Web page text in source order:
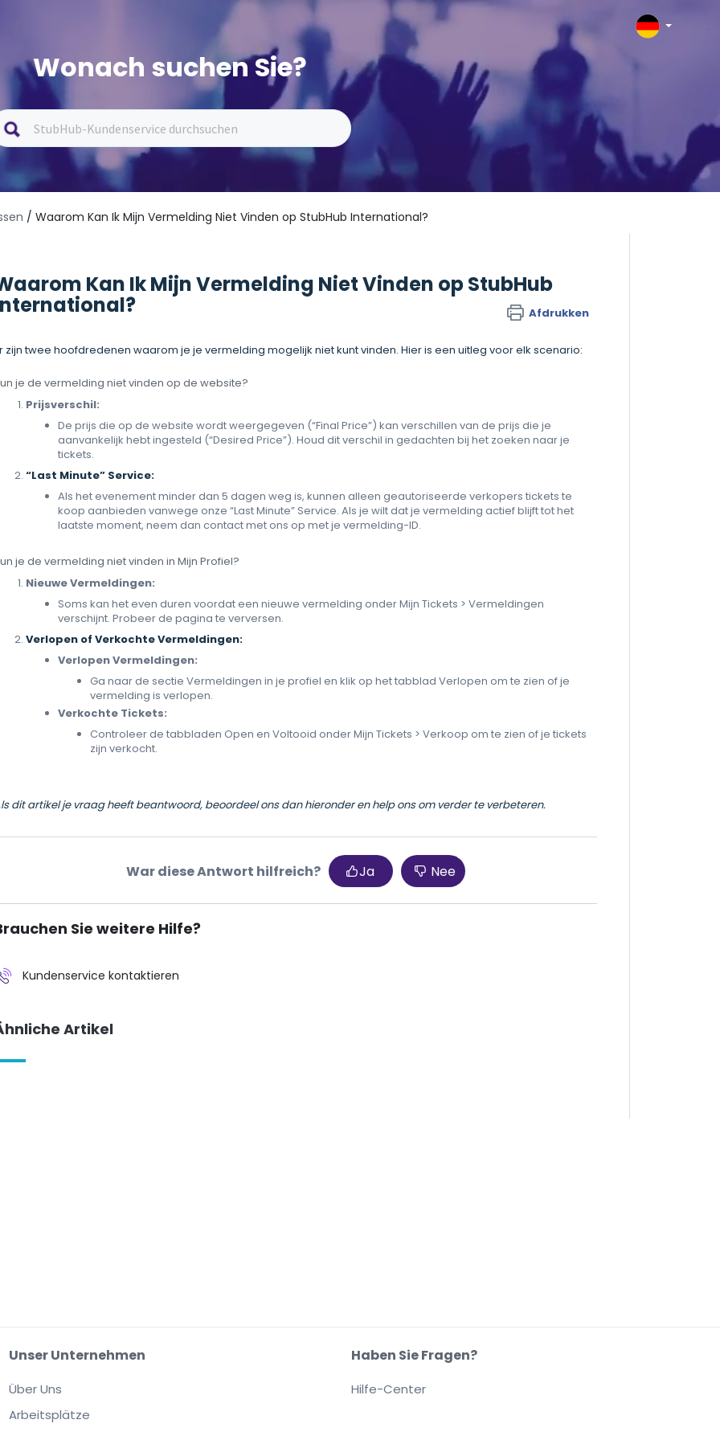
Wonach suchen Sie?
/ Waarom Kan Ik Mijn Vermelding Niet Vinden op StubHub International?
Kan Ik Mijn Vermelding Niet Vinden op StubHub
Afdrukken
zijn twee hoofdredenen waarom je je vermelding mogelijk niet kunt vinden. Hier is een uitleg voor elk scenario:
je de vermelding niet vinden op de website?
Prijsverschil:
De prijs die op de website wordt weergegeven (“Final Price”) kan verschillen van de prijs die je
aanvankelijk hebt ingesteld (“Desired Price”). Houd dit verschil in gedachten bij het zoeken naar je
tickets.
“Last Minute” Service:
Als het evenement minder dan 5 dagen weg is, kunnen alleen geautoriseerde verkopers tickets te
koop aanbieden vanwege onze “Last Minute” Service. Als je wilt dat je vermelding actief blijft tot het
laatste moment, neem dan contact met ons op met je vermelding-ID.
je de vermelding niet vinden in Mijn Profiel?
Nieuwe Vermeldingen:
Soms kan het even duren voordat een nieuwe vermelding onder Mijn Tickets > Vermeldingen
verschijnt. Probeer de pagina te verversen.
Verlopen of Verkochte Vermeldingen:
Verlopen Vermeldingen:
Ga naar de sectie Vermeldingen in je profiel en klik op het tabblad Verlopen om te zien of je
vermelding is verlopen.
Verkochte Tickets:
Controleer de tabbladen Open en Voltooid onder Mijn Tickets > Verkoop om te zien of je tickets
zijn verkocht.
dit artikel je vraag heeft beantwoord, beoordeel ons dan hieronder en help ons om verder te verbeteren.
War diese Antwort hilfreich? Ja Nee
Sie weitere Hilfe?
Kundenservice kontaktieren
Artikel
Unser Unternehmen
Über Uns
Arbeitsplätze
Haben Sie Fragen?
Hilfe-Center